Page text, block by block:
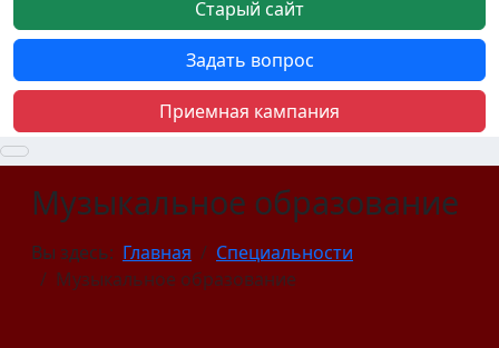
Старый сайт
Задать вопрос
Приемная кампания
Музыкальное образование
Вы здесь: Главная
Специальности
Музыкальное образование